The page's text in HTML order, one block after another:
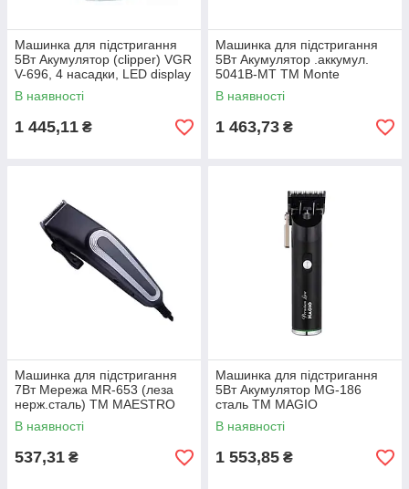
Машинка для пiдстригання
5Вт Акумулятор (clipper) VGR
V-696, 4 насадки, LED display
ТМ VGR
В наявності
1 445,11 ₴
Машинка для пiдстригання
5Вт Акумулятор .аккумул.
5041В-MT ТМ Monte
В наявності
1 463,73 ₴
Машинка для пiдстригання
7Вт Мережа MR-653 (леза
нерж.сталь) ТМ MAESTRO
В наявності
537,31 ₴
Машинка для пiдстригання
5Вт Акумулятор МG-186
сталь ТМ MAGIO
В наявності
1 553,85 ₴